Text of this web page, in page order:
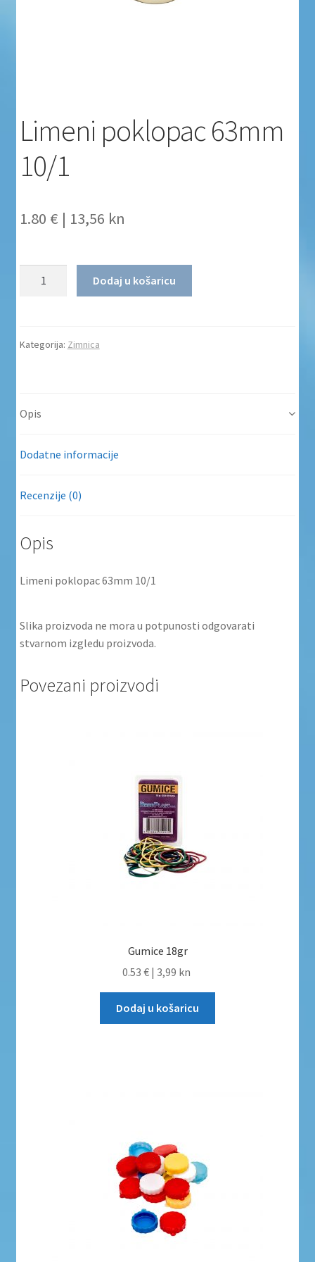
Zaštita privatnosti i uvjeti poslovanja
Limeni poklopac 63mm
10/1
1.80 € | 13,56 kn
Količina Dodaj u košaricu
Kategorija: Zimnica
Opis
Dodatne informacije
Recenzije (0)
Opis
Limeni poklopac 63mm 10/1
Slika proizvoda ne mora u potpunosti odgovarati
stvarnom izgledu proizvoda.
Povezani proizvodi
Gumice 18gr
0.53 € | 3,99 kn
Dodaj u košaricu